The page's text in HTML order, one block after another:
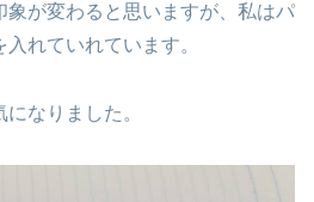
象が変わると思いますが、私はパ
れていれています。
なりました。